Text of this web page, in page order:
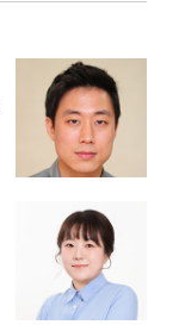
이 대통령, '청
총력 대응'